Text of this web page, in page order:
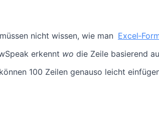
nicht wissen, wie man
erkennt wo die Zeile basierend
100 Zeilen genauso leicht